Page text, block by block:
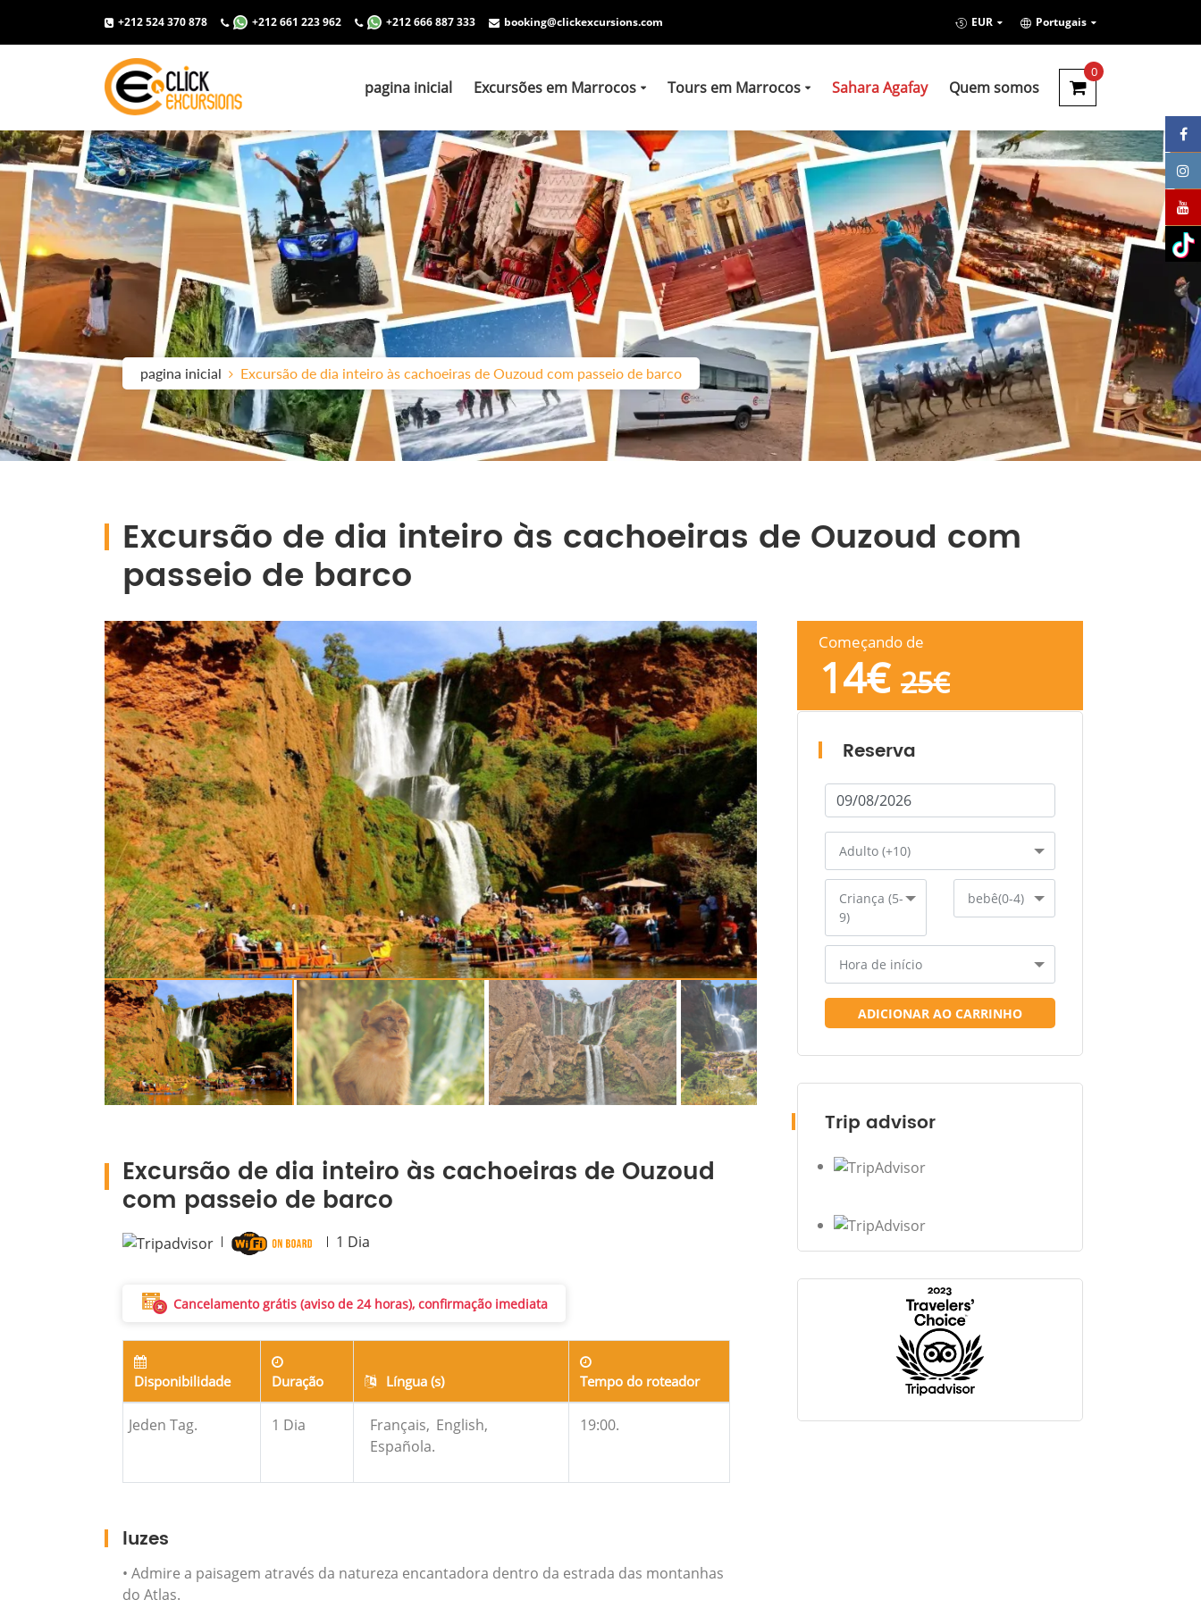
+212 524 370 878 +212 661 223 962 +212 666 887 333 booking@clickexcursions.com EUR Portugais
pagina inicial Excursões em Marrocos Tours em Marrocos Sahara Agafay Quem somos
0
pagina inicial Excursão de dia inteiro às cachoeiras de Ouzoud com passeio de barco
Excursão de dia inteiro às cachoeiras de Ouzoud com
passeio de barco
Excursão de dia inteiro às cachoeiras de Ouzoud
com passeio de barco
1 Dia
Cancelamento grátis (aviso de 24 horas), confirmação imediata
Disponibilidade Duração Língua (s) Tempo do roteador
Jeden Tag. 1 Dia Français, English,
Española.
19:00.
luzes
• Admire a paisagem através da natureza encantadora dentro da estrada das montanhas
do Atlas.
Começando de
14€ 25€
Reserva
Adulto (+10)
Criança (5-
9)
bebê(0-4)
Hora de início
ADICIONAR AO CARRINHO
Trip advisor